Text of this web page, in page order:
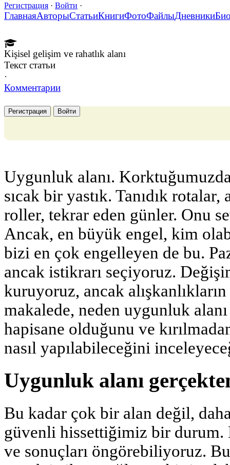
Регистрация · Войти ·
ГлавнаяАвторыСтатьиКнигиФотоФайлыДневники
Kişisel gelişim ve rahatlık alanı
Текст статьи
·
Комментарии
Регистрация Войти
Uygunluk alanı. Korktuğumuzda
sıcak bir yastık. Tanıdık
roller, tekrar eden günler. Onu
Ancak, en büyük engel, kim
bizi en çok engelleyen de bu.
ancak istikrarı seçiyoruz.
kuruyoruz, ancak
makalede, neden uygunluk
hapisane olduğunu ve
nasıl yapılabileceğini
Uygunluk alanı
Bu kadar çok bir alan değil,
güvenli hissettiğimiz bir
ve sonuçları öngörebiliyoruz.